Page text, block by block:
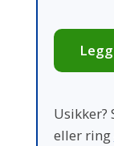
Usikker?
eller ring